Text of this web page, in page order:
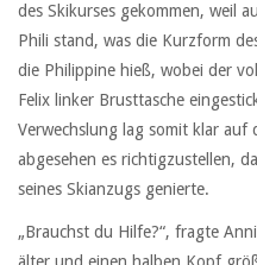
des Skikurses gekommen, weil
Phili stand, was die Kurzform
die Philippine hieß, wobei der
Felix linker Brusttasche
Verwechslung lag somit klar auf
abgesehen es richtigzustellen,
seines Skianzugs genierte.
„Brauchst du Hilfe?“, fragte